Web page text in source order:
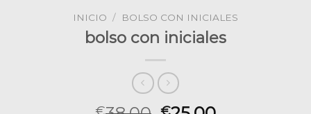
INICIO / BOLSO CON INICIALES
bolso con iniciales